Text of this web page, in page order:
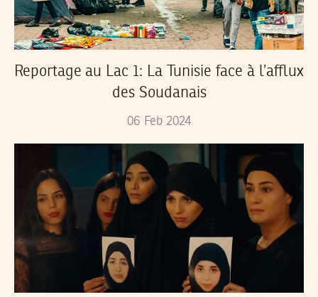
Reportage au Lac 1: La Tunisie face à l’afflux
des Soudanais
06 Feb 2024